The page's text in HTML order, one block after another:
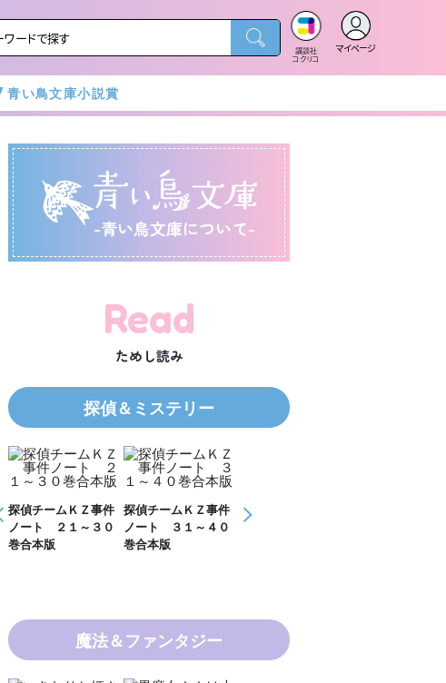
講談社
コクリコ
マイページ
青い鳥文庫小説賞
-青い鳥文庫について-
Read
ためし読み
探偵＆ミステリー
探偵チームＫＺ事件
ノート ３１～４０
巻合本版
探偵チームＫＺ事件
ノート １１～２０
巻合本版
ＫＺ’ Ｕｐｐｅｒ
Ｆｉｌｅ 数学者
魔法＆ファンタジー